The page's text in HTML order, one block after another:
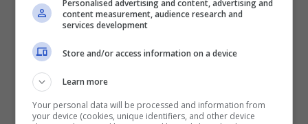
Daniele Grassucci, domani al via l’orale
della maturità. Ci sono particolari timori
per gli studenti?
C’è il timore dei commissari esterni e del
Personalised advertising and content, advertising and
content measurement, audience research and
services development
Store and/or access information on a device
Learn more
Your personal data will be processed and information from
your device (cookies, unique identifiers, and other device